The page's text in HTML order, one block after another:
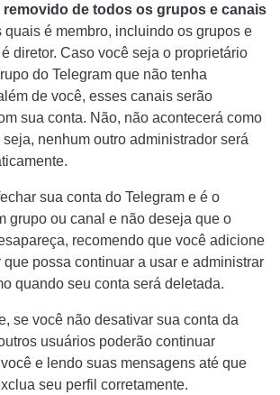
removido de todos os grupos e canais
quais é membro, incluindo os grupos e
diretor. Caso você seja o proprietário
do Telegram que não tenha
de você, esses canais serão
sua conta. Não, não acontecerá como
nenhum outro administrador será
sua conta do Telegram e é o
grupo ou canal e não deseja que o
recomendo que você adicione
que possa continuar a usar e administrar
quando seu conta será deletada.
se você não desativar sua conta da
usuários poderão continuar
e lendo suas mensagens até que
seu perfil corretamente.